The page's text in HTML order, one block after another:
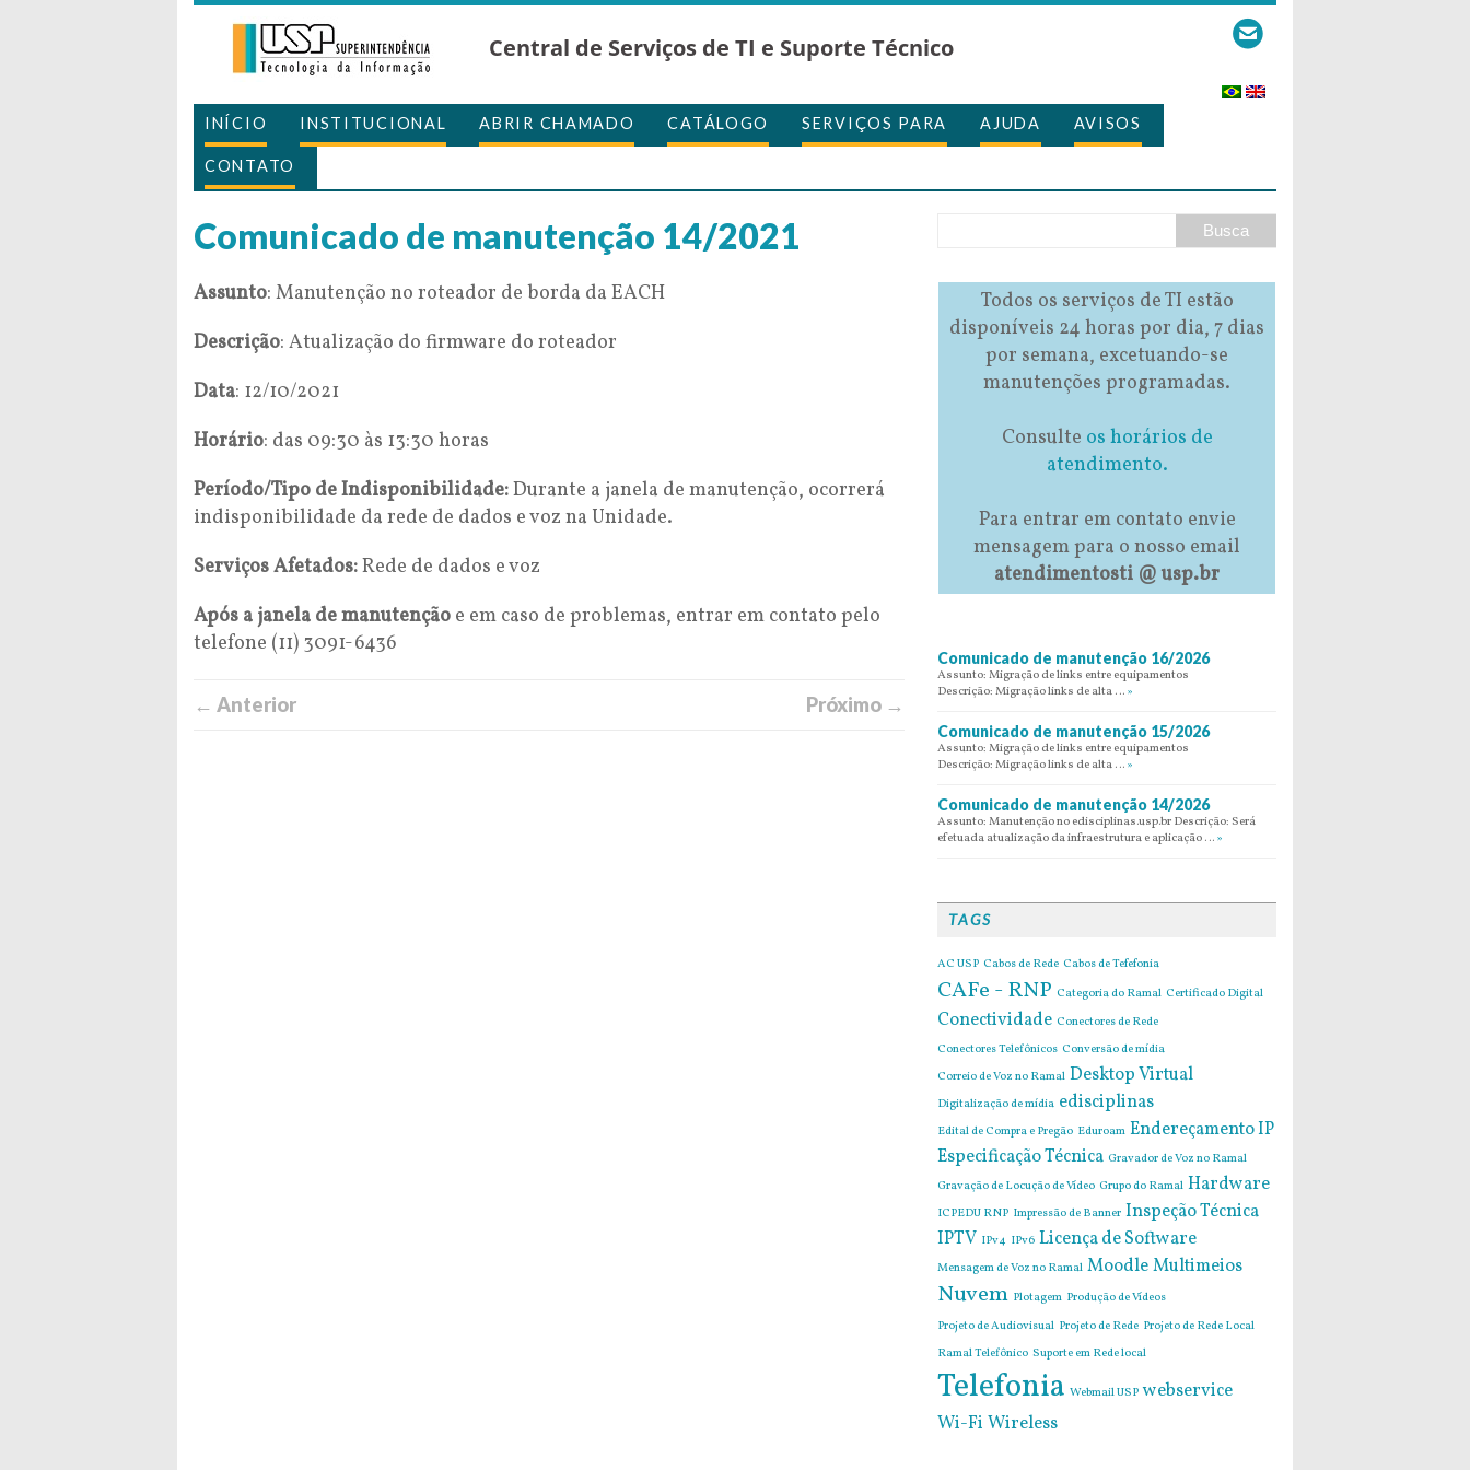
Central de Serviços de TI e Suporte Técnico
INÍCIO INSTITUCIONAL ABRIR CHAMADO CATÁLOGO SERVIÇOS PARA AJUDA AVISOS
CONTATO
Comunicado de manutenção 14/2021
Assunto: Manutenção no roteador de borda da EACH
Descrição: Atualização do firmware do roteador
Data: 12/10/2021
Horário: das 09:30 às 13:30 horas
Período/Tipo de Indisponibilidade:Durante a janela de manutenção, ocorrerá
indisponibilidade da rede de dados e voz na Unidade.
Serviços Afetados:Rede de dados e voz
Após a janela de manutenção e em caso de problemas, entrar em contato pelo
telefone (11) 3091-6436
← Anterior Próximo →
Todos os serviços de TI estão
disponíveis 24 horas por dia, 7 dias
por semana, excetuando-se
manutenções programadas.
Consulte os horários de
atendimento.
Para entrar em contato envie
mensagem para o nosso email
atendimentosti @ usp.br
Comunicado de manutenção 16/2026
Assunto: Migração de links entre equipamentos
Descrição: Migração links de alta … »
Comunicado de manutenção 15/2026
Assunto: Migração de links entre equipamentos
Descrição: Migração links de alta … »
Comunicado de manutenção 14/2026
Assunto: Manutenção no edisciplinas.usp.br Descrição: Será
efetuada atualização da infraestrutura e aplicação … »
TAGS
AC USP Cabos de Rede Cabos de Tefefonia
CAFe - RNP Categoria do Ramal Certificado Digital
Conectividade Conectores de Rede
Conectores Telefônicos Conversão de mídia
Correio de Voz no Ramal Desktop Virtual
Digitalização de mídia edisciplinas
Edital de Compra e Pregão Eduroam Endereçamento IP
Especificação Técnica Gravador de Voz no Ramal
Gravação de Locução de Vídeo Grupo do Ramal Hardware
ICPEDU RNP Impressão de Banner Inspeção Técnica
IPTV IPv4 IPv6 Licença de Software
Mensagem de Voz no Ramal MoodleMultimeios
Nuvem Plotagem Produção de Vídeos
Projeto de Audiovisual Projeto de Rede Projeto de Rede Local
Ramal Telefônico Suporte em Rede local
Telefonia Webmail USP webservice
Wi-Fi Wireless